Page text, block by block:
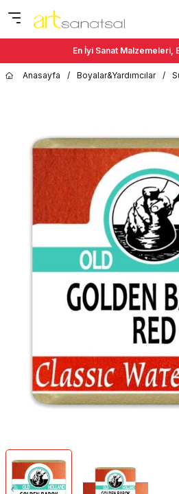
En İyi Sanat Malzemeleri,
Anasayfa / Boyalar&Yardımcılar /